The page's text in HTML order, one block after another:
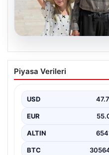
05.08.2026
Yıldırım ailesinin
Anıtkabir hayali
Zeynep Yıldırım (59), tam
Piyasa Verileri
USD
EUR
ALTIN
BTC